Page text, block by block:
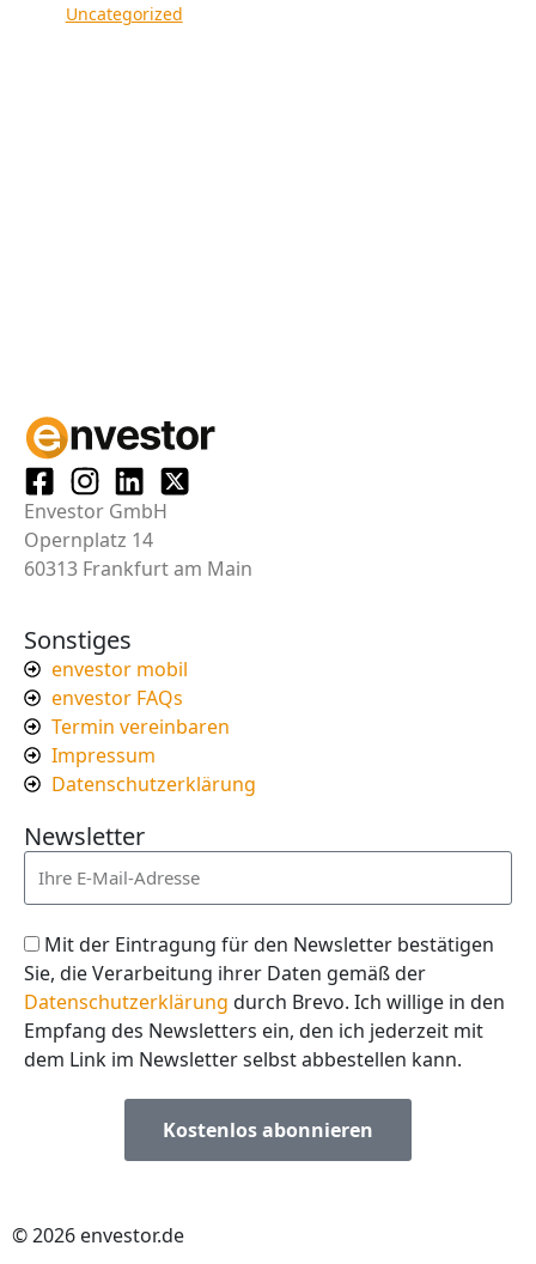
Uncategorized
Envestor GmbH
Opernplatz 14
60313 Frankfurt am Main
Sonstiges
envestor mobil
envestor FAQs
Termin vereinbaren
Impressum
Datenschutzerklärung
Newsletter
Mit der Eintragung für den Newsletter bestätigen
Sie, die Verarbeitung ihrer Daten gemäß der
Datenschutzerklärung durch Brevo. Ich willige in den
Empfang des Newsletters ein, den ich jederzeit mit
dem Link im Newsletter selbst abbestellen kann.
Kostenlos abonnieren
© 2026 envestor.de